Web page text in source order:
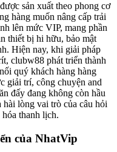
sản xuất theo phong cơ
hàng muốn nâng cấp trải
lên mức VIP, mang phần
thiết bị hi hữu, bảo mật
Hiện nay, khi giải pháp
clubw88 phát triển thành
quý khách hàng hàng
giải trí, công chuyện and
đấy đang không còn hầu
hài lòng vai trò của câu hỏi
thanh lịch.
của NhatVip